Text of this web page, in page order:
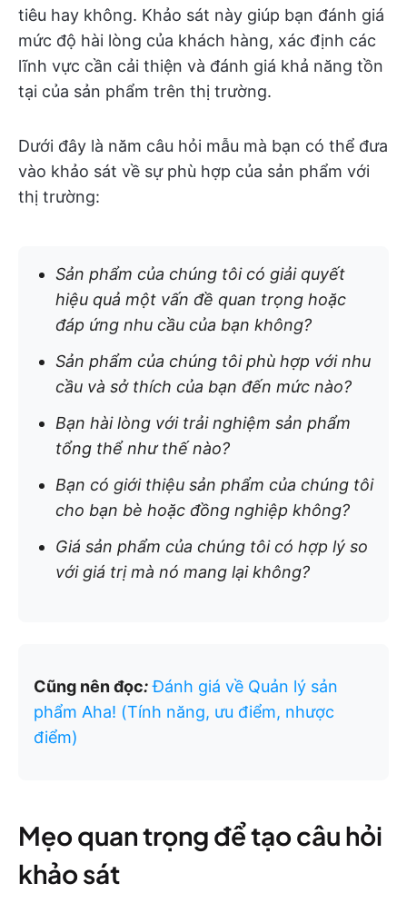
tiêu hay không. Khảo sát này giúp bạn đánh giá
mức độ hài lòng của khách hàng, xác định các
lĩnh vực cần cải thiện và đánh giá khả năng tồn
tại của sản phẩm trên thị trường.
Dưới đây là năm câu hỏi mẫu mà bạn có thể đưa
vào khảo sát về sự phù hợp của sản phẩm với
thị trường:
Sản phẩm của chúng tôi có giải quyết
hiệu quả một vấn đề quan trọng hoặc
đáp ứng nhu cầu của bạn không?
Sản phẩm của chúng tôi phù hợp với nhu
cầu và sở thích của bạn đến mức nào?
Bạn hài lòng với trải nghiệm sản phẩm
tổng thể như thế nào?
Bạn có giới thiệu sản phẩm của chúng tôi
cho bạn bè hoặc đồng nghiệp không?
Giá sản phẩm của chúng tôi có hợp lý so
với giá trị mà nó mang lại không?
Cũng nên đọc: Đánh giá về Quản lý sản
phẩm Aha! (Tính năng, ưu điểm, nhược
điểm)
Mẹo quan trọng để tạo câu hỏi
khảo sát